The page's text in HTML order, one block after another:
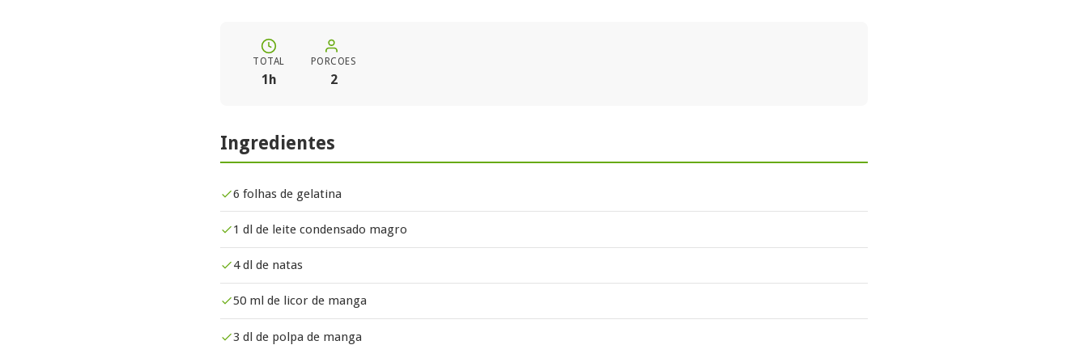
TOTAL
1h
PORCOES
2
Ingredientes
6 folhas de gelatina
1 dl de leite condensado magro
4 dl de natas
50 ml de licor de manga
3 dl de polpa de manga